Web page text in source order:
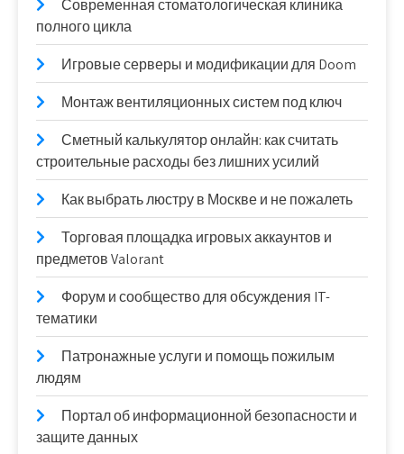
Современная стоматологическая клиника
полного цикла
Игровые серверы и модификации для Doom
Монтаж вентиляционных систем под ключ
Сметный калькулятор онлайн: как считать
строительные расходы без лишних усилий
Как выбрать люстру в Москве и не пожалеть
Торговая площадка игровых аккаунтов и
предметов Valorant
Форум и сообщество для обсуждения IT-
тематики
Патронажные услуги и помощь пожилым
людям
Портал об информационной безопасности и
защите данных